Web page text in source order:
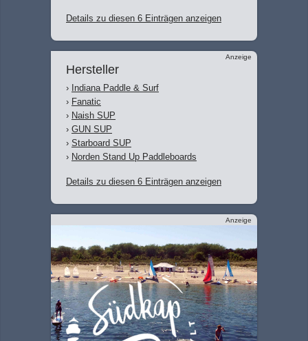
Details zu diesen 6 Einträgen anzeigen
Anzeige
Hersteller
› Indiana Paddle & Surf
› Fanatic
› Naish SUP
› GUN SUP
› Starboard SUP
› Norden Stand Up Paddleboards
Details zu diesen 6 Einträgen anzeigen
Anzeige